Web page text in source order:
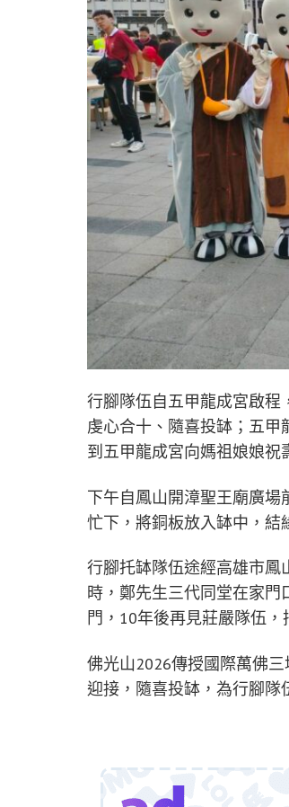
行腳隊伍自五甲龍成宮啟程
虔心合十、隨喜投缽；五
到五甲龍成宮向媽祖娘娘祝
下午自鳳山開漳聖王廟廣
忙下，將銅板放入缽中，結
行腳托缽隊伍途經高雄市鳳
時，鄭先生三代同堂在家
門，10年後再見莊嚴隊伍，
佛光山2026傳授國際萬佛
迎接，隨喜投缽，為行腳隊